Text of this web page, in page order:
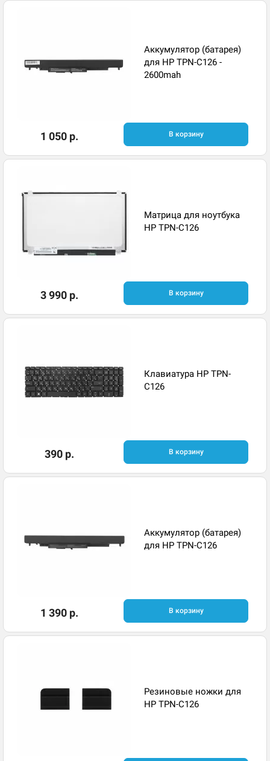
Аккумулятор (батарея)
для HP TPN-C126 -
2600mah
1 050 р. В корзину
Матрица для ноутбука
HP TPN-C126
3 990 р. В корзину
Клавиатура HP TPN-
C126
390 р. В корзину
Аккумулятор (батарея)
для HP TPN-C126
1 390 р. В корзину
Резиновые ножки для
HP TPN-C126